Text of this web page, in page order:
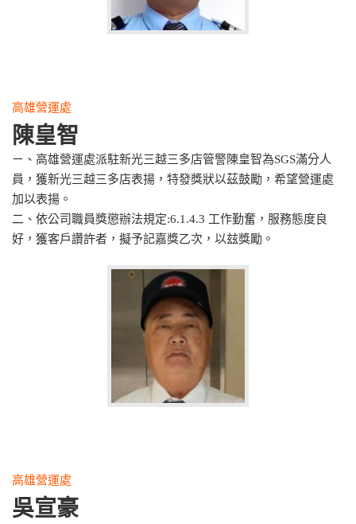
高雄營運處
陳皇智
ㄧ、高雄營運處派駐新光三越三多店管警陳皇智為SGS滿分人
員，獲新光三越三多店表揚，特發獎狀以茲鼓勵，希望營運處
加以表揚。
二、依公司職員獎懲辦法規定:6.1.4.3 工作勤奮，服務態度良
好，獲客戶讚許者，擬予記嘉獎乙次，以玆獎勵。
高雄營運處
吳宣豪